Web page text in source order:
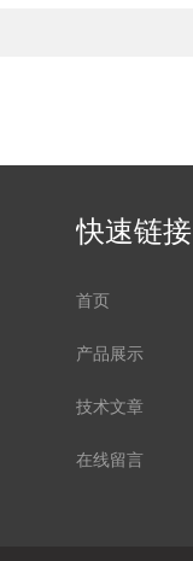
快速链接
首页
产品展示
技术文章
在线留言